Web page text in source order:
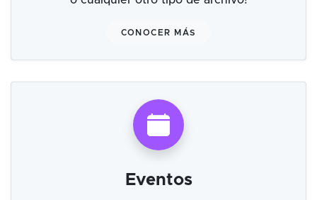
CONOCER MÁS
Eventos